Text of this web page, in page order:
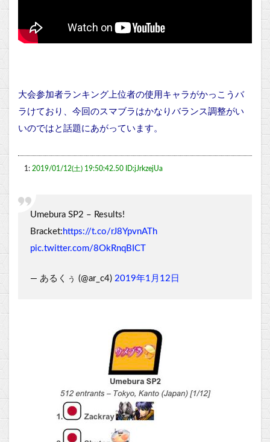
大会参加者ランキング上位者の使用キャラがかっこうバ
ラけており、今回のスマブラはかなりバランス調整がい
いのではと話題にあがっています。
1: 2019/01/12(土) 19:50:42.50 ID:jJrkzejUa
Umebura SP2 – Results!
Bracket: https://t.co/rJ8YpvnATh
pic.twitter.com/8OkRnqBICT
— あるくぅ (@ar_c4) 2019年1月12日